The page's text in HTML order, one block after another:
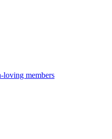
loving members